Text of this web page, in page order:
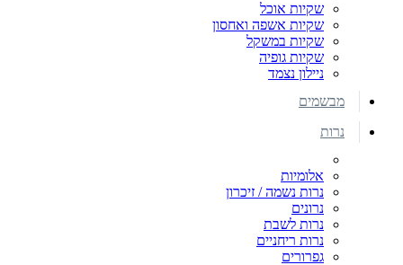
שקיות אוכל
שקיות אשפה ואחסון
שקיות במשקל
שקיות גופיה
ניילון נצמד
מבשמים
נרות
אלומיות
נרות נשמה / זיכרון
נרונים
נרות לשבת
נרות ריחניים
גפרורים